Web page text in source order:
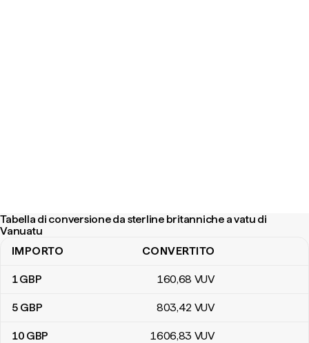
Tabella di conversione da sterline britanniche a vatu di
Vanuatu
Tabella di conversione da sterline britanniche a vatu di Vanuatu
IMPORTO CONVERTITO
1GBP 160,68 VUV
5 GBP 803,42 VUV
10 GBP 1606,83 VUV